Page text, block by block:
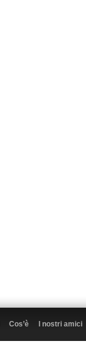
Cos’è I nostri amici